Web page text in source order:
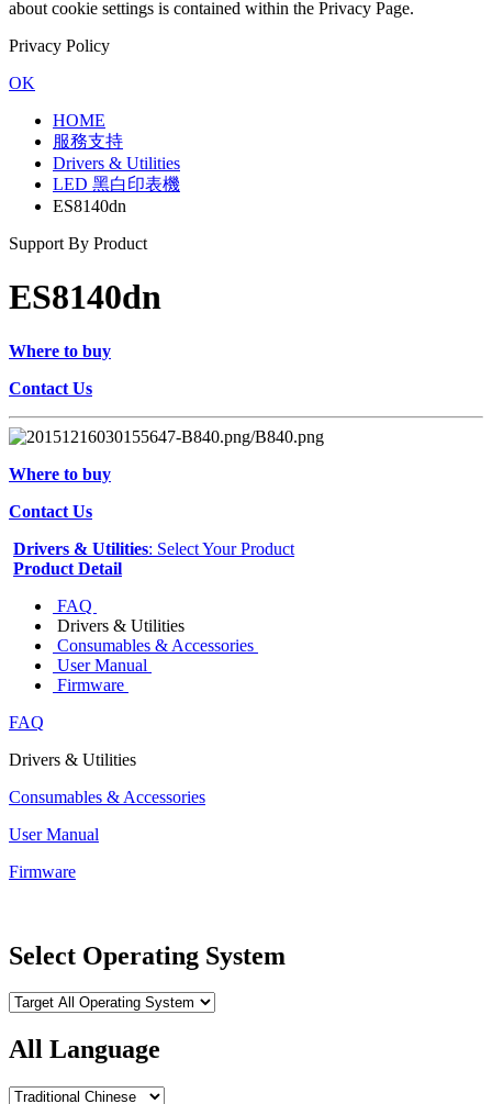
about cookie settings is contained within the Privacy Page.
Privacy Policy
OK
HOME
服務支持
Drivers & Utilities
LED 黑白印表機
ES8140dn
Support By Product
ES8140dn
Where to buy
Contact Us
Where to buy
Contact Us
Drivers & Utilities: Select Your Product
Product Detail
FAQ
Drivers & Utilities
Consumables & Accessories
User Manual
Firmware
FAQ
Drivers & Utilities
Consumables & Accessories
User Manual
Firmware
Select Operating System
All Language